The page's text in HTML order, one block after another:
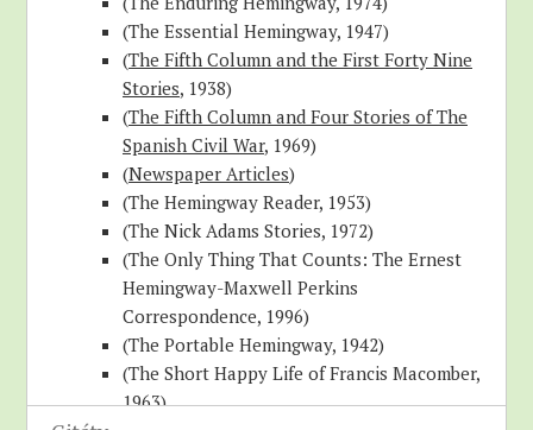
(The Essential Hemingway, 1947)
(The Fifth Column and the First Forty Nine
Stories, 1938)
(The Fifth Column and Four Stories of The
Spanish Civil War, 1969)
(Newspaper Articles)
(The Hemingway Reader, 1953)
(The Nick Adams Stories, 1972)
(The Only Thing That Counts: The Ernest
Hemingway-Maxwell Perkins
Correspondence, 1996)
(The Portable Hemingway, 1942)
(The Short Happy Life of Francis Macomber,
1963)